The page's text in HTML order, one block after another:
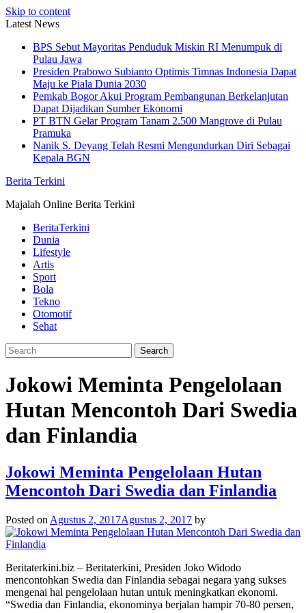
Skip to content
Latest News
BPS Sebut Mayoritas Penduduk Miskin RI Menumpuk di
Pulau Jawa
Presiden Prabowo Subianto Optimis Timnas Indonesia Dapat
Maju ke Piala Dunia 2030
Pemkab Bogor Akui Program Pembangunan Berkelanjutan
Dapat Dijadikan Sumber Ekonomi
PT BTN Gelar Program Tanam 2.500 Mangrove di Pulau
Pramuka
Nanik S. Deyang Telah Resmi Mengundurkan Diri Sebagai
Kepala BGN
Berita Terkini
Majalah Online Berita Terkini
BeritaTerkini
Dunia
Lifestyle
Artis
Sport
Bola
Tekno
Otomotif
Sehat
Jokowi Meminta Pengelolaan
Hutan Mencontoh Dari Swedia
dan Finlandia
Jokowi Meminta Pengelolaan Hutan
Mencontoh Dari Swedia dan Finlandia
Posted on Agustus 2, 2017Agustus 2, 2017 by
Beritaterkini.biz – Beritaterkini, Presiden Joko Widodo
mencontohkan Swedia dan Finlandia sebagai negara yang sukses
mengenai hal pengelolaan hutan untuk meningkatkan ekonomi.
“Swedia dan Finlandia, ekonominya berjalan hampir 70-80 persen,